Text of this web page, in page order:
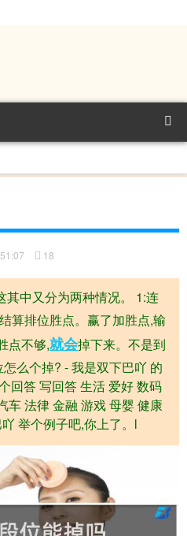
18
其中又分为两种情况。 1:连
算排位胜点。赢了加胜点,输
点不够,就会掉下来。不是到
么个掉? - 我是双下巴吖 的
回答 写回答 生活 爱好 数码
车 法律 金融 游戏 母婴 健康
举个例子吧,你上了。l